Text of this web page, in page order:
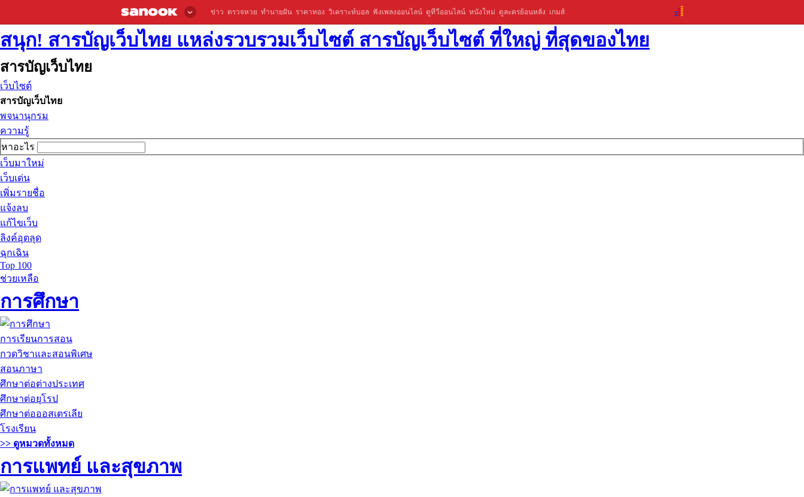
ข่าว ตรวจหวย ทำนายฝัน ราคาทอง วิเคราะห์บอล ฟังเพลงออนไลน์ ดูทีวีออนไลน์ หนังใหม่ ดูละครย้อนหลัง เกมส์
สนุก! สารบัญเว็บไทย แหล่งรวบรวมเว็บไซต์ สารบัญเว็บไซต์ ที่ใหญ่ ที่สุดของไทย
สารบัญเว็บไทย
เว็บไซต์
สารบัญเว็บไทย
พจนานุกรม
ความรู้
หาอะไร
เว็บมาใหม่
เว็บเด่น
เพิ่มรายชื่อ
แจ้งลบ
แก้ไขเว็บ
ลิงค์อุตลุด
ฉุกเฉิน
Top 100
ช่วยเหลือ
การศึกษา
การเรียนการสอน
กวดวิชาและสอนพิเศษ
สอนภาษา
ศึกษาต่อต่างประเทศ
ศึกษาต่อยุโรป
ศึกษาต่อออสเตรเลีย
โรงเรียน
>> ดูหมวดทั้งหมด
การแพทย์ และสุขภาพ